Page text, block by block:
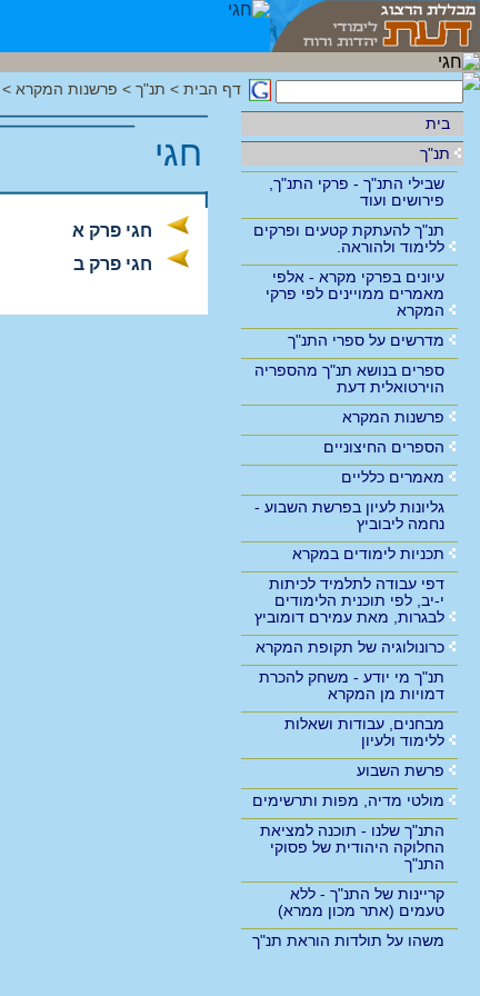
בית
תנ"ך
שבילי התנ"ך - פרקי התנ"ך,
פירושים ועוד
תנ"ך להעתקת קטעים ופרקים
ללימוד ולהוראה.
עיונים בפרקי מקרא - אלפי
מאמרים ממויינים לפי פרקי
המקרא
מדרשים על ספרי התנ"ך
ספרים בנושא תנ"ך מהספריה
הוירטואלית דעת
פרשנות המקרא
הספרים החיצוניים
מאמרים כלליים
גליונות לעיון בפרשת השבוע -
נחמה ליבוביץ
תכניות לימודים במקרא
דפי עבודה לתלמיד לכיתות
י-יב, לפי תוכנית הלימודים
לבגרות, מאת עמירם דומוביץ
כרונולוגיה של תקופת המקרא
תנ"ך מי יודע - משחק להכרת
דמויות מן המקרא
מבחנים, עבודות ושאלות
ללימוד ולעיון
פרשת השבוע
מולטי מדיה, מפות ותרשימים
התנ"ך שלנו - תוכנה למציאת
החלוקה היהודית של פסוקי
התנ"ך
קריינות של התנ"ך - ללא
טעמים (אתר מכון ממרא)
משהו על תולדות הוראת תנ"ך
דף הבית > תנ"ך > פרשנות המקרא >
חגי
חגי פרק א
חגי פרק ב